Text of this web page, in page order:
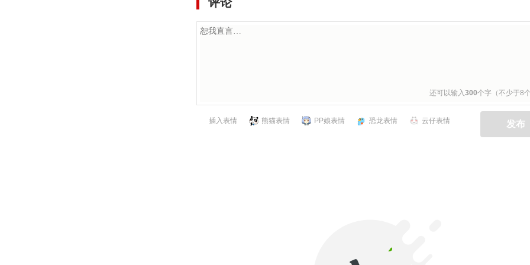
还可以输入300个字（不少于8个
发布
插入表情 熊猫表情 PP娘表情 恐龙表情 云仔表情